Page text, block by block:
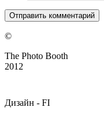
©
The Photo Booth
2012
Дизайн - FI